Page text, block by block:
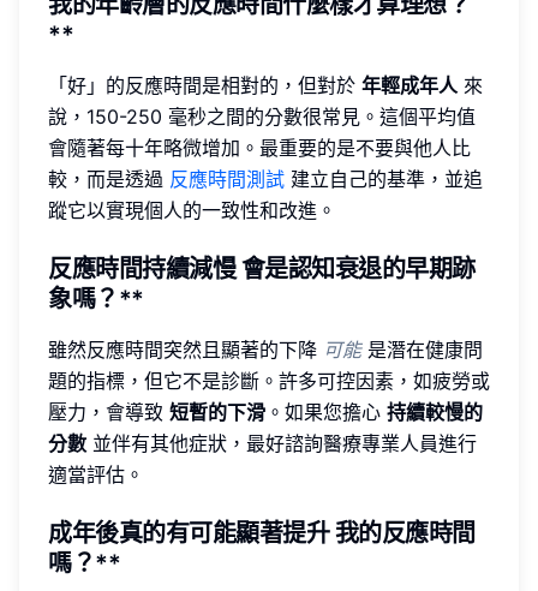
**
「好」的反應時間是相對的，但對於 年輕成年人 來
說，150-250 毫秒之間的分數很常見。這個平均值
會隨著每十年略微增加。最重要的是不要與他人比
較，而是透過 反應時間測試 建立自己的基準，並追
蹤它以實現個人的一致性和改進。
反應時間持續減慢會是認知衰退的早期跡
象嗎？**
雖然反應時間突然且顯著的下降 可能是潛在健康問
題的指標，但它不是診斷。許多可控因素，如疲勞或
壓力，會導致 短暫的下滑 。如果您擔心 持續較慢的
分數 並伴有其他症狀，最好諮詢醫療專業人員進行
適當評估。
成年後真的有可能顯著提升我的反應時間
嗎？**